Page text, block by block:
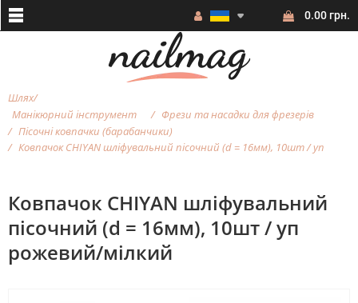
0.00 грн.
Шлях
Манікюрний інструмент
Фрези та насадки для фрезерiв
Пісочні ковпачки (барабанчики)
Ковпачок CHIYAN шліфувальний пісочний (d = 16мм), 10шт / уп
Ковпачок CHIYAN шліфувальний
пісочний (d = 16мм), 10шт / уп
рожевий/мілкий